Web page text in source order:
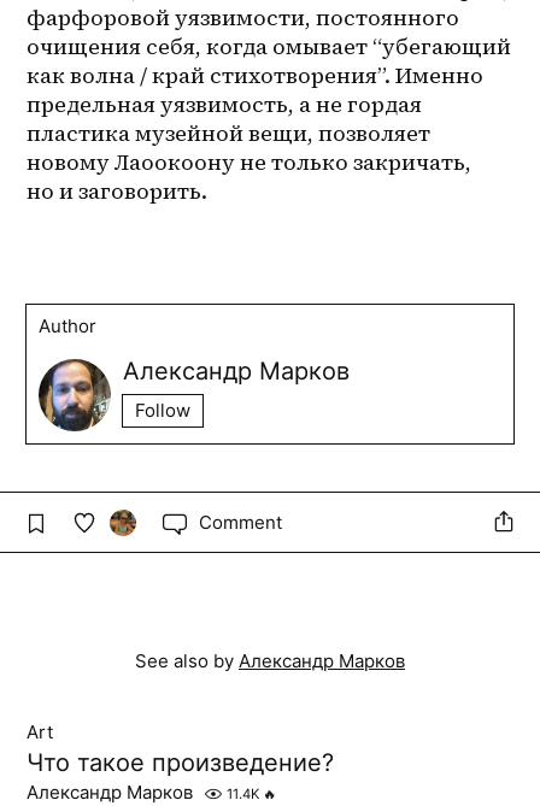
фарфоровой уязвимости, постоянного
очищения себя, когда омывает “убегающий
как волна / край стихотворения”. Именно
предельная уязвимость, а не гордая
пластика музейной вещи, позволяет
новому Лаоокоону не только закричать,
но и заговорить.
Author
Александр Марков
Follow
Comment
See also by Александр Марков
Art
Что такое произведение?
Александр Марков 11.4K 🔥